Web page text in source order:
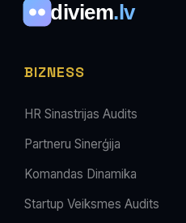
diviem.lv
BIZNESS
HR Sinastrijas Audits
Partneru Sinerģija
Komandas Dinamika
Startup Veiksmes Audits